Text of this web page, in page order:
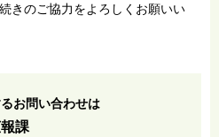
きのご協力をよろしくお願いい
お問い合わせは
課